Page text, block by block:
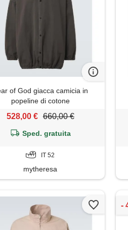
of God giacca camicia in
popeline di cotone
528,00 € 660,00 €
Sped. gratuita
IT 52
mytheresa